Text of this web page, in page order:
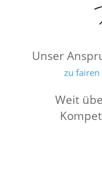
Unser
zu fairen
Weit